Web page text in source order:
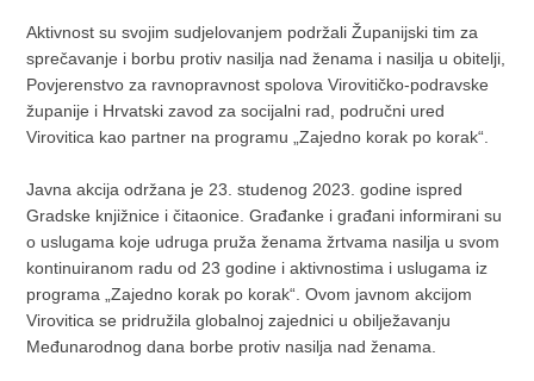
Aktivnost su svojim sudjelovanjem podržali Županijski tim za
sprečavanje i borbu protiv nasilja nad ženama i nasilja u obitelji,
Povjerenstvo za ravnopravnost spolova Virovitičko-podravske
županije i Hrvatski zavod za socijalni rad, područni ured
Virovitica kao partner na programu „Zajedno korak po korak“.
Javna akcija održana je 23. studenog 2023. godine ispred
Gradske knjižnice i čitaonice. Građanke i građani informirani su
o uslugama koje udruga pruža ženama žrtvama nasilja u svom
kontinuiranom radu od 23 godine i aktivnostima i uslugama iz
programa „Zajedno korak po korak“. Ovom javnom akcijom
Virovitica se pridružila globalnoj zajednici u obilježavanju
Međunarodnog dana borbe protiv nasilja nad ženama.